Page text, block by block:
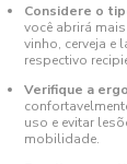
Considere o
você abrirá
vinho, cerveja e
respectivo
Verifique a
uso e evitar
mobilidade.